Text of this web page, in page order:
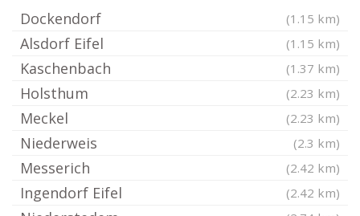
Dockendorf (1.15 km)
Alsdorf Eifel (1.15 km)
Kaschenbach (1.37 km)
Holsthum (2.23 km)
Meckel (2.23 km)
Niederweis (2.3 km)
Messerich (2.42 km)
Ingendorf Eifel (2.42 km)